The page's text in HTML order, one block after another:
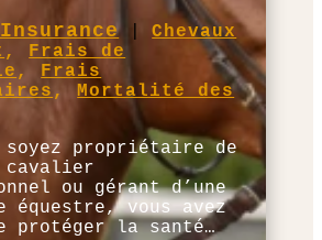
Chevaux
, Frais de
, Frais
,Mortalité des
soyez propriétaire de
cavalier
ou gérant d’une
équestre, vous avez
protéger la santé…